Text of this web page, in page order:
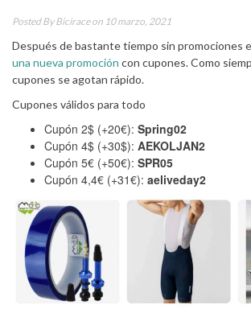
Posted ByBiciraceon 10 marzo, 2021
Después de bastante tiempo sin promociones
una nueva promoción con cupones. Como
cupones se agotan rápido.
Cupones válidos para todo
Cupón 2$ (+20€): Spring02
Cupón 4$ (+30$): AEKOLJAN2
Cupón 5€ (+50€): SPR05
Cupón 4,4€ (+31€): aeliveday2